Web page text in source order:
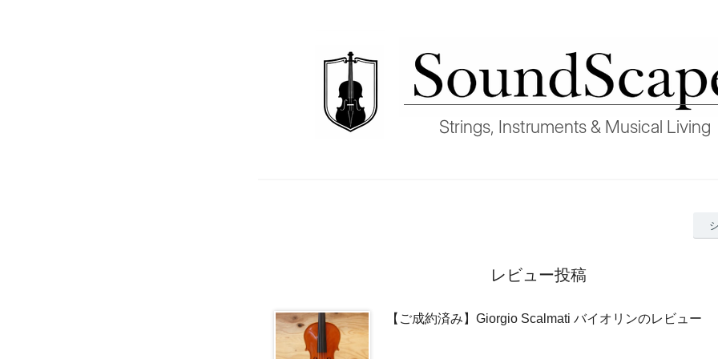
レビュー投稿
【ご成約済み】Giorgio Scalmati バイオリンのレビュー